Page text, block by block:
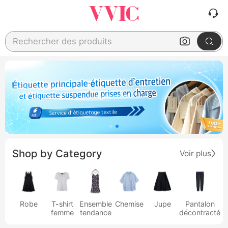
Rechercher des produits
Shop by Category Voir plus
Robe
T-shirt
femme
Ensemble
tendance
Chemise Jupe
Pantalon
décontracté